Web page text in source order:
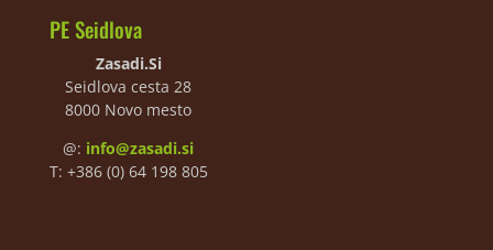
PE Seidlova
Zasadi.Si
Seidlova cesta 28
8000 Novo mesto
@: info@zasadi.si
T: +386 (0) 64 198 805